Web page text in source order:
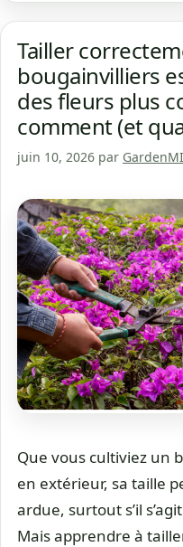
Tailler
bougainvilliers
des fleurs plus
comment (et
juin 10, 2026 par GardenMI
Que vous cultiviez un
en extérieur, sa taille
ardue, surtout s’il
Mais apprendre à